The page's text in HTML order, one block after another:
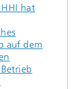
hat
auf dem